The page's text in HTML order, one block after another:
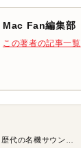
Mac Fan編集部
この著者の記事一覧